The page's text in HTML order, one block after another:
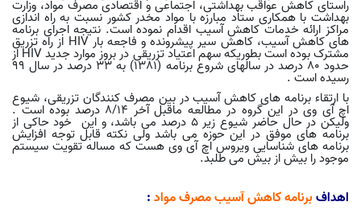
راستای کاهش عواقب بهداشتی، اجتماعی و اقتصادی مصرف مواد، وزارت
بهداشت با همکاری ستاد مبارزه با مواد مخدر کشور نسبت به راه اندازی
مراکز ارائه خدمات کاهش آسیب اقدام نموده است. نتیجه اجرای برنامه
های کاهش آسیب، کاهش سیر پیشرونده و فاجعه بارHIV از راه تزریق
مشترک بوده است بطوریکه سهم اعتیاد تزریقی در بروز موارد جدیدHIVاز
حدود 80 درصد در سالهای شروع برنامه (1381) به 33 درصد در سال 99
رسیده است.
با ارتقاء برنامه های کاهش آسیب در بین مصرف کنندگان تزریقی، شیوع
اچ آی وی در این گروه در مطالعه ماقبل آخر 8/14 درصد بوده است .
ولیکن در حال حاضر شیوع زیر 5 درصد می باشد، و این خود حاکی از
برنامه های موفق در این حوزه می باشد ولی نکته قابل توجه افزایش
برنامه های شناسایی ویروس اچ آی وی هست که مساله تقویت سیستم
موجود را بیش از بیش می طلبد.
اهدافبرنامه کاهش آسیب مصرف مواد: